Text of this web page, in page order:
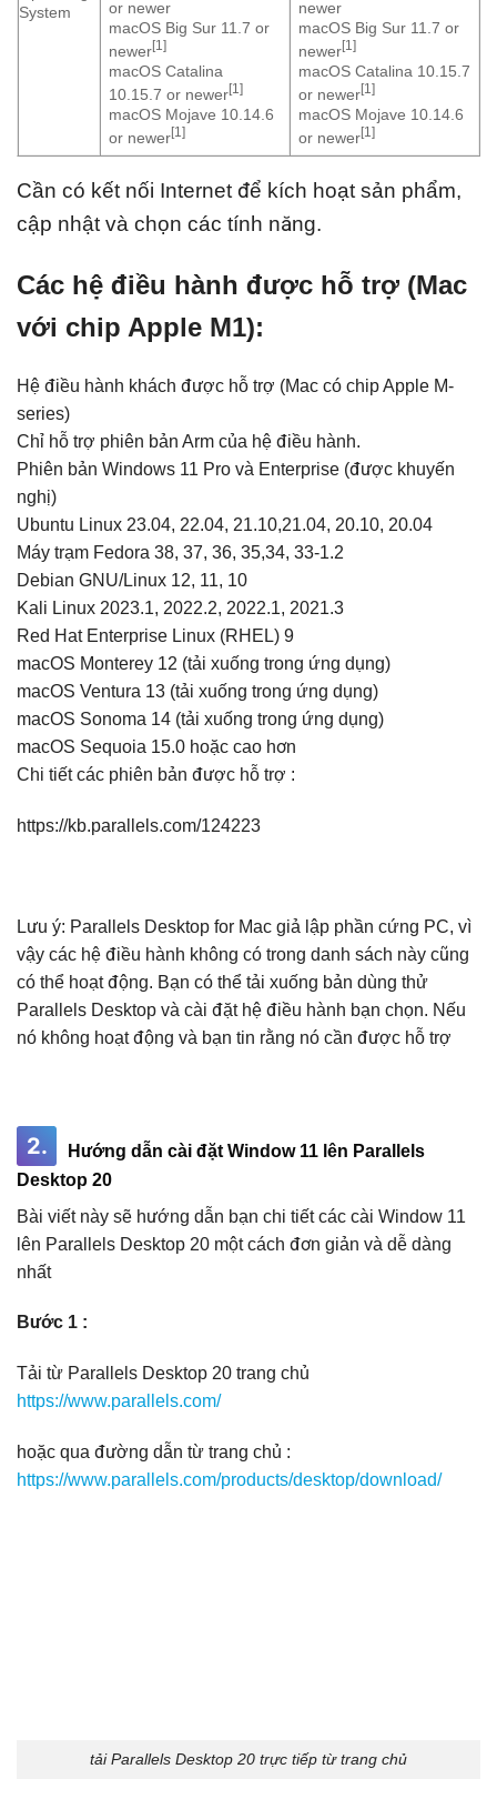
System
or newer
macOS Big Sur 11.7 or
newer[1]
macOS Catalina
10.15.7 or newer[1]
macOS Mojave 10.14.6
or newer[1]
newer
macOS Big Sur 11.7 or
newer[1]
macOS Catalina 10.15.7
or newer[1]
macOS Mojave 10.14.6
or newer[1]
Cần có kết nối Internet để kích hoạt sản phẩm,
cập nhật và chọn các tính năng.
Các hệ điều hành được hỗ trợ (Mac
với chip Apple M1):
Hệ điều hành khách được hỗ trợ (Mac có chip Apple M-
series)
Chỉ hỗ trợ phiên bản Arm của hệ điều hành.
Phiên bản Windows 11 Pro và Enterprise (được khuyến
nghị)
Ubuntu Linux 23.04, 22.04, 21.10,21.04, 20.10, 20.04
Máy trạm Fedora 38, 37, 36, 35,34, 33-1.2
Debian GNU/Linux 12, 11, 10
Kali Linux 2023.1, 2022.2, 2022.1, 2021.3
Red Hat Enterprise Linux (RHEL) 9
macOS Monterey 12 (tải xuống trong ứng dụng)
macOS Ventura 13 (tải xuống trong ứng dụng)
macOS Sonoma 14 (tải xuống trong ứng dụng)
macOS Sequoia 15.0 hoặc cao hơn
Chi tiết các phiên bản được hỗ trợ :
https://kb.parallels.com/124223
Lưu ý: Parallels Desktop for Mac giả lập phần cứng PC, vì
vậy các hệ điều hành không có trong danh sách này cũng
có thể hoạt động. Bạn có thể tải xuống bản dùng thử
Parallels Desktop và cài đặt hệ điều hành bạn chọn. Nếu
nó không hoạt động và bạn tin rằng nó cần được hỗ trợ
2.
Hướng dẫn cài đặt Window 11 lên Parallels
Desktop 20
Bài viết này sẽ hướng dẫn bạn chi tiết các cài Window 11
lên Parallels Desktop 20 một cách đơn giản và dễ dàng
nhất
Bước 1 :
Tải từ Parallels Desktop 20 trang chủ
https://www.parallels.com/
hoặc qua đường dẫn từ trang chủ :
https://www.parallels.com/products/desktop/download/
tải Parallels Desktop 20 trực tiếp từ trang chủ